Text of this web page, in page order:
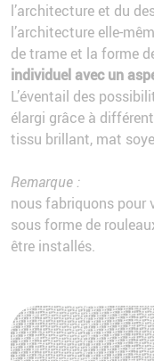
l’architecture et du
l’architecture elle-
de trame et la forme
individuel avec un
L’éventail des
élargi grâce à
tissu brillant, mat
Remarque :
nous fabriquons pour
sous forme de
être installés.